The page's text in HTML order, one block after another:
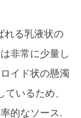
れる乳液状の
非常に少量し
イド状の懸濁
いるため、
的なソース.